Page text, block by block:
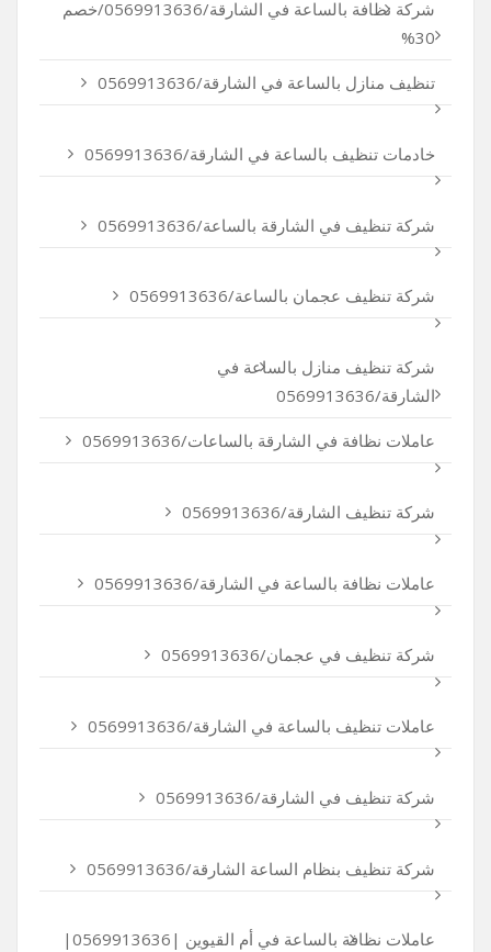
شركة نظافة بالساعة في الشارقة/0569913636/خصم
30%
تنظيف منازل بالساعة في الشارقة/0569913636
خادمات تنظيف بالساعة في الشارقة/0569913636
شركة تنظيف في الشارقة بالساعة/0569913636
شركة تنظيف عجمان بالساعة/0569913636
شركة تنظيف منازل بالساعة في
الشارقة/0569913636
عاملات نظافة في الشارقة بالساعات/0569913636
شركة تنظيف الشارقة/0569913636
عاملات نظافة بالساعة في الشارقة/0569913636
شركة تنظيف في عجمان/0569913636
عاملات تنظيف بالساعة في الشارقة/0569913636
شركة تنظيف في الشارقة/0569913636
شركة تنظيف بنظام الساعة الشارقة/0569913636
عاملات نظافة بالساعة في أم القيوين |0569913636|